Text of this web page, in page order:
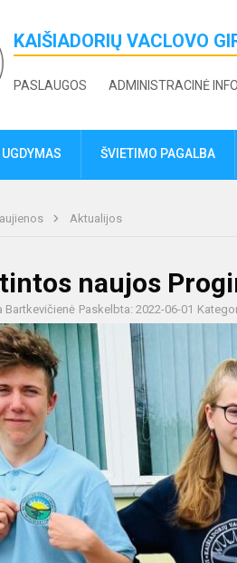
KAIŠIADORIŲ VACLOVO
PASLAUGOS ADMINISTRACINĖ
UGDYMAS ŠVIETIMO PAGALBA
Aktualijos
naujos
Bartkevičienė Paskelbta: 2022-06-01